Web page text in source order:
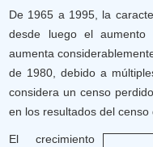
De 1965 a 1995, la
desde luego el
aumenta
de 1980, debido a
considera un censo
en los resultados del censo
El crecimiento